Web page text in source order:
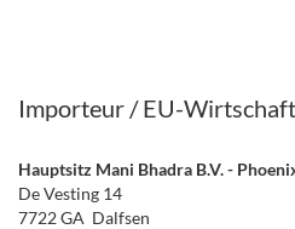
Importeur / EU-
Hauptsitz Mani Bhadra B.V. -
De Vesting 14
7722 GA Dalfsen